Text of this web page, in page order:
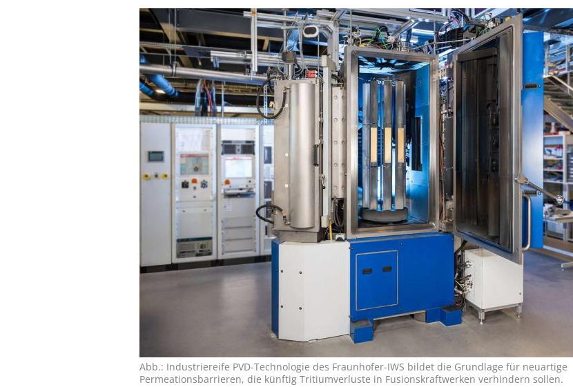
Abb.: Industriereife PVD-Technologie des Fraunhofer-IWS bildet die Grundlage für neuartige
Permeationsbarrieren, die künftig Tritiumverluste in Fusionskraftwerken verhindern sollen.